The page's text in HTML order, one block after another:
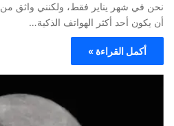
نحن في شهر يناير فقط، ولكنني واثق
أن يكون أحد أكثر الهواتف الذكية…
أكمل القراءة »